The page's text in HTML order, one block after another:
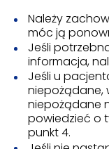
Należy
móc ją
Jeśli
informacja,
Jeśli u
niepożądane,
niepożądane
powiedzieć o
punkt 4.